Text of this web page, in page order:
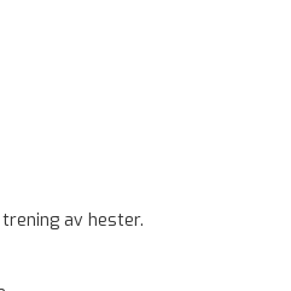
av hester.